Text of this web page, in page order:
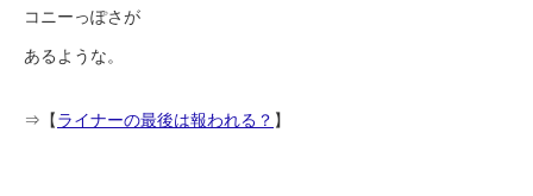
コニーっぽさが
あるような。
⇒【ライナーの最後は報われる？ 】